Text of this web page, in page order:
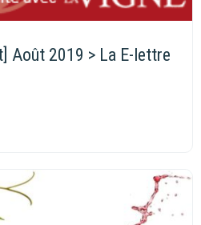
Août 2019 > La E-lettre